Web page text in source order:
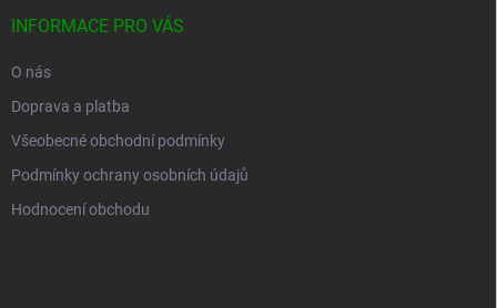
INFORMACE PRO VÁS
O nás
Doprava a platba
Všeobecné obchodní podmínky
Podmínky ochrany osobních údajů
Hodnocení obchodu